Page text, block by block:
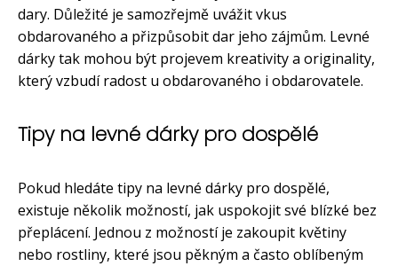
dary. Důležité je samozřejmě uvážit vkus
obdarovaného a přizpůsobit dar jeho zájmům. Levné
dárky tak mohou být projevem kreativity a originality,
který vzbudí radost u obdarovaného i obdarovatele.
Tipy na levné dárky pro dospělé
Pokud hledáte tipy na levné dárky pro dospělé,
existuje několik možností, jak uspokojit své blízké bez
přeplácení. Jednou z možností je zakoupit květiny
nebo rostliny, které jsou pěkným a často oblíbeným